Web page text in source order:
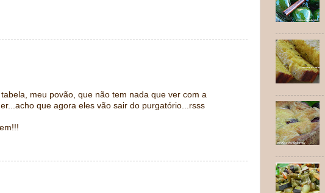
meu povão, que não tem nada que ver com a
que agora eles vão sair do purgatório...rsss